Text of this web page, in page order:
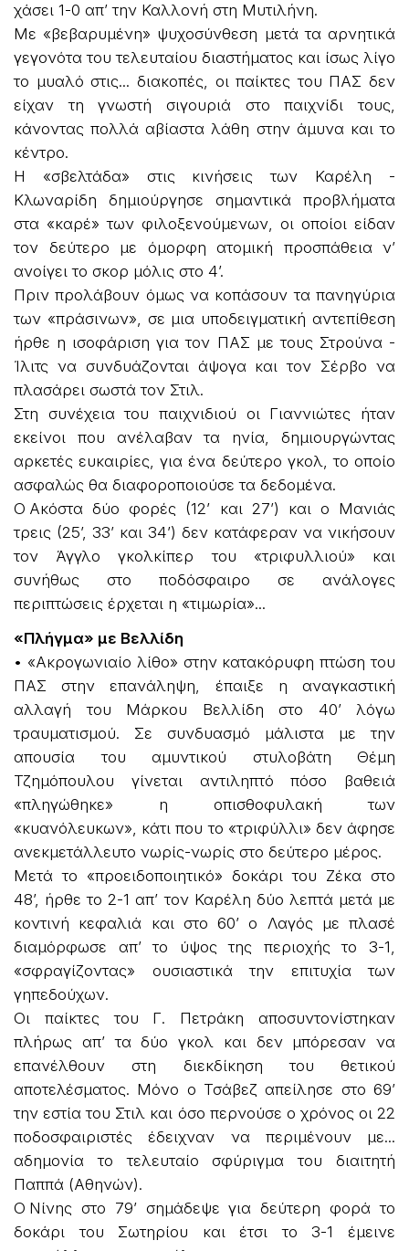
χάσει 1-0 απ’ την Καλλονή στη Μυτιλήνη.
Με «βεβαρυμένη» ψυχοσύνθεση μετά τα αρνητικά
γεγονότα του τελευταίου διαστήματος και ίσως λίγο
το μυαλό στις... διακοπές, οι παίκτες του ΠΑΣ δεν
είχαν τη γνωστή σιγουριά στο παιχνίδι τους,
κάνοντας πολλά αβίαστα λάθη στην άμυνα και το
κέντρο.
Η «σβελτάδα» στις κινήσεις των Καρέλη -
Κλωναρίδη δημιούργησε σημαντικά προβλήματα
στα «καρέ» των φιλοξενούμενων, οι οποίοι είδαν
τον δεύτερο με όμορφη ατομική προσπάθεια ν’
ανοίγει το σκορ μόλις στο 4’.
Πριν προλάβουν όμως να κοπάσουν τα πανηγύρια
των «πράσινων», σε μια υποδειγματική αντεπίθεση
ήρθε η ισοφάριση για τον ΠΑΣ με τους Στρούνα -
Ίλιτς να συνδυάζονται άψογα και τον Σέρβο να
πλασάρει σωστά τον Στιλ.
Στη συνέχεια του παιχνιδιού οι Γιαννιώτες ήταν
εκείνοι που ανέλαβαν τα ηνία, δημιουργώντας
αρκετές ευκαιρίες, για ένα δεύτερο γκολ, το οποίο
ασφαλώς θα διαφοροποιούσε τα δεδομένα.
Ο Ακόστα δύο φορές (12’ και 27’) και ο Μανιάς
τρεις (25’, 33’ και 34’) δεν κατάφεραν να νικήσουν
τον Άγγλο γκολκίπερ του «τριφυλλιού» και
συνήθως στο ποδόσφαιρο σε ανάλογες
περιπτώσεις έρχεται η «τιμωρία»...
«Πλήγμα» με Βελλίδη
• «Ακρογωνιαίο λίθο» στην κατακόρυφη πτώση του
ΠΑΣ στην επανάληψη, έπαιξε η αναγκαστική
αλλαγή του Μάρκου Βελλίδη στο 40’ λόγω
τραυματισμού. Σε συνδυασμό μάλιστα με την
απουσία του αμυντικού στυλοβάτη Θέμη
Τζημόπουλου γίνεται αντιληπτό πόσο βαθειά
«πληγώθηκε» η οπισθοφυλακή των
«κυανόλευκων», κάτι που το «τριφύλλι» δεν άφησε
ανεκμετάλλευτο νωρίς-νωρίς στο δεύτερο μέρος.
Μετά το «προειδοποιητικό» δοκάρι του Ζέκα στο
48’, ήρθε το 2-1 απ’ τον Καρέλη δύο λεπτά μετά με
κοντινή κεφαλιά και στο 60’ ο Λαγός με πλασέ
διαμόρφωσε απ’ το ύψος της περιοχής το 3-1,
«σφραγίζοντας» ουσιαστικά την επιτυχία των
γηπεδούχων.
Οι παίκτες του Γ. Πετράκη αποσυντονίστηκαν
πλήρως απ’ τα δύο γκολ και δεν μπόρεσαν να
επανέλθουν στη διεκδίκηση του θετικού
αποτελέσματος. Μόνο ο Τσάβεζ απείλησε στο 69’
την εστία του Στιλ και όσο περνούσε ο χρόνος οι 22
ποδοσφαιριστές έδειχναν να περιμένουν με...
αδημονία το τελευταίο σφύριγμα του διαιτητή
Παππά (Αθηνών).
Ο Νίνης στο 79’ σημάδεψε για δεύτερη φορά το
δοκάρι του Σωτηρίου και έτσι το 3-1 έμεινε